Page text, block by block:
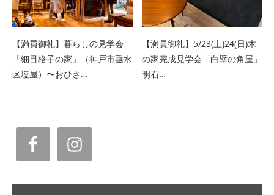
【満員御礼】暮らしの見学会
「細目格子の家」（神戸市垂水
区塩屋）〜おひさ…
【満員御礼】5/23(土)24(日)木
の家完成見学会「白壁の角屋」
明石…